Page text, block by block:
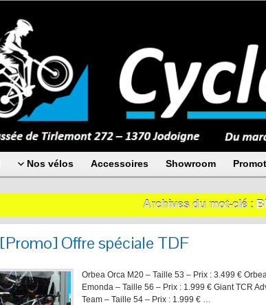
Nos vélos Accessoires Showroom
Archives du mot-clé :
[Promo] Offre spéciale TDF
Orbea Orca M20 – Taille 53 – Prix : 3.499 €
Emonda – Taille 56 – Prix : 1.999 € Giant TCR
Team – Taille 54 – Prix : 1.999 € …